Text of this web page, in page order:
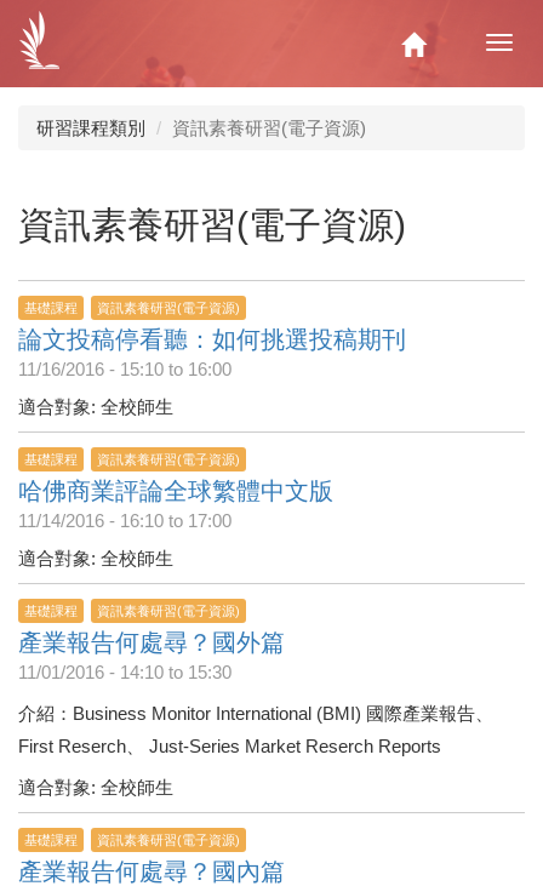
內
Home
研習課程類別 資訊素養研習(電子資源)
資訊素養研習(電子資源)
基礎課程 資訊素養研習(電子資源)
論文投稿停看聽：如何挑選投稿期刊
11/16/2016 - 15:10 to 16:00
適合對象: 全校師生
基礎課程 資訊素養研習(電子資源)
哈佛商業評論全球繁體中文版
11/14/2016 - 16:10 to 17:00
適合對象: 全校師生
基礎課程 資訊素養研習(電子資源)
產業報告何處尋？國外篇
11/01/2016 - 14:10 to 15:30
介紹：Business Monitor International (BMI) 國際產業報告、
First Reserch、 Just-Series Market Reserch Reports
適合對象: 全校師生
基礎課程 資訊素養研習(電子資源)
產業報告何處尋？國內篇